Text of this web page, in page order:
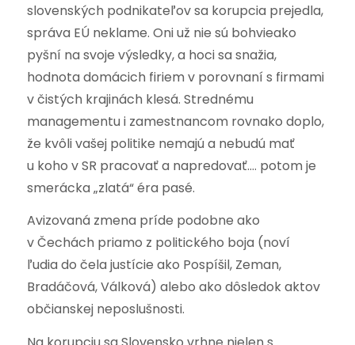
slovenských podnikateľov sa korupcia prejedla,
správa EÚ neklame. Oni už nie sú bohvieako
pyšní na svoje výsledky, a hoci sa snažia,
hodnota domácich firiem v porovnaní s firmami
v čistých krajinách klesá. Strednému
managementu i zamestnancom rovnako doplo,
že kvôli vašej politike nemajú a nebudú mať
u koho v SR pracovať a napredovať.… potom je
smerácka „zlatá“ éra pasé.
Avizovaná zmena príde podobne ako
v Čechách priamo z politického boja (noví
ľudia do čela justície ako Pospíšil, Zeman,
Bradáčová, Válková) alebo ako dôsledok aktov
občianskej neposlušnosti.